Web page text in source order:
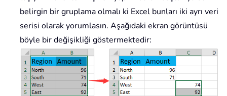
belirgin bir gruplama olmalı ki Excel bunları iki ayrı veri
serisi olarak yorumlasın. Aşağıdaki ekran görüntüsü
böyle bir değişikliği göstermektedir: